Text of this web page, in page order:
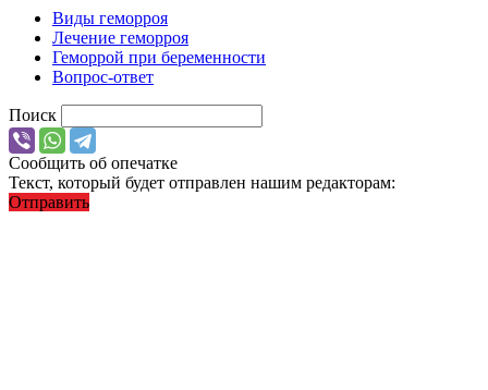
Виды геморроя
Лечение геморроя
Геморрой при беременности
Вопрос-ответ
Поиск
Сообщить об опечатке
Текст, который будет отправлен нашим редакторам:
Отправить